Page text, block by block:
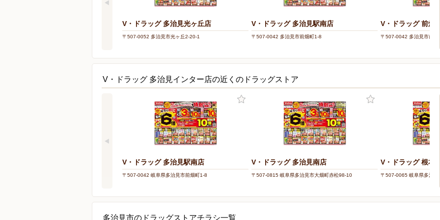
V・ドラッグ 多治見光ヶ丘店
〒507-0052 多治見市光ヶ丘2-20-1
V・ドラッグ 多治見駅南店
〒507-0042 多治見市前畑町1-8
V・ドラッグ 前畑店
〒507-0042 多治見市前畑
V・ドラッグ 多治見インター店の近くのドラッグストア
V・ドラッグ 多治見駅南店
〒507-0042 岐阜県多治見市前畑町1-8
V・ドラッグ 多治見南店
〒507-0815 岐阜県多治見市大畑町赤松98-10
V・ドラッグ 根本店
〒507-0065 岐阜県多治見
多治見市のドラッグストアチラシ一覧